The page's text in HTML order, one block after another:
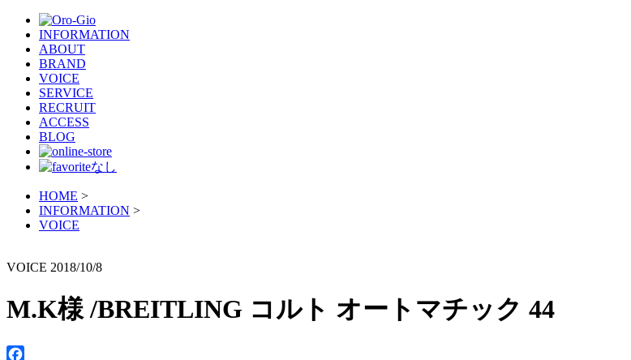
INFORMATION
ABOUT
BRAND
VOICE
SERVICE
RECRUIT
ACCESS
BLOG
HOME >
INFORMATION >
VOICE
VOICE 2018/10/8
M.K様 /BREITLING コルト オートマチック 44